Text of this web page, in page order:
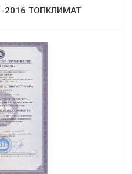
2016 ТОПКЛИМАТ